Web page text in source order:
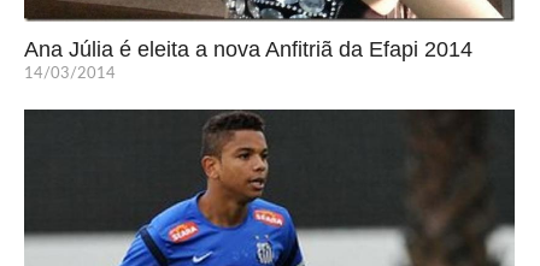
Ana Júlia é eleita a nova Anfitriã da Efapi 2014
14/03/2014